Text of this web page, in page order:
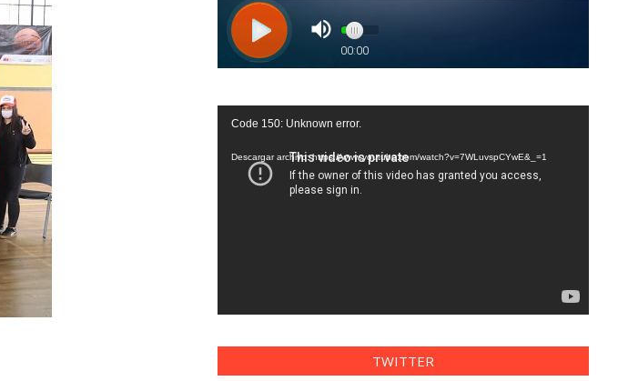
Reproductor
vídeo
Code 150: Unknown error.
Descargar archivo: https://www.youtube.com/watch?v=7WLuvspCYwE&_=1
TWITTER